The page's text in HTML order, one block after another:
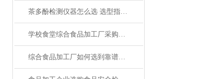
茶多酚检测仪器怎么选 选型指南与型号推荐
学校食堂综合食品加工厂采购必读：食品重金属检测仪怎么选
综合食品加工厂如何选到靠谱的食品安全检测仪